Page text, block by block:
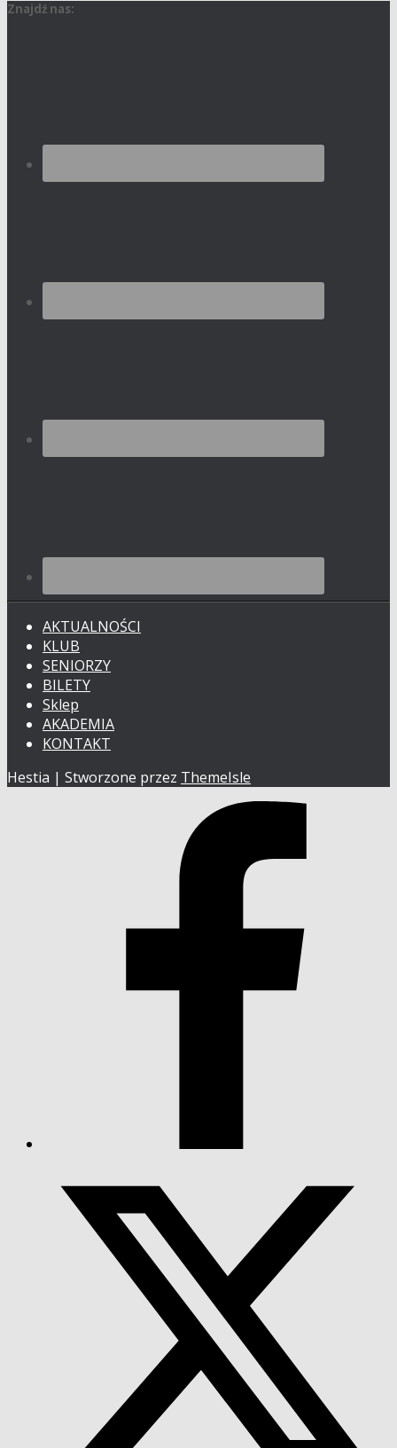
Znajdź nas:
AKTUALNOŚCI
KLUB
SENIORZY
BILETY
Sklep
AKADEMIA
KONTAKT
Hestia | Stworzone przez ThemeIsle